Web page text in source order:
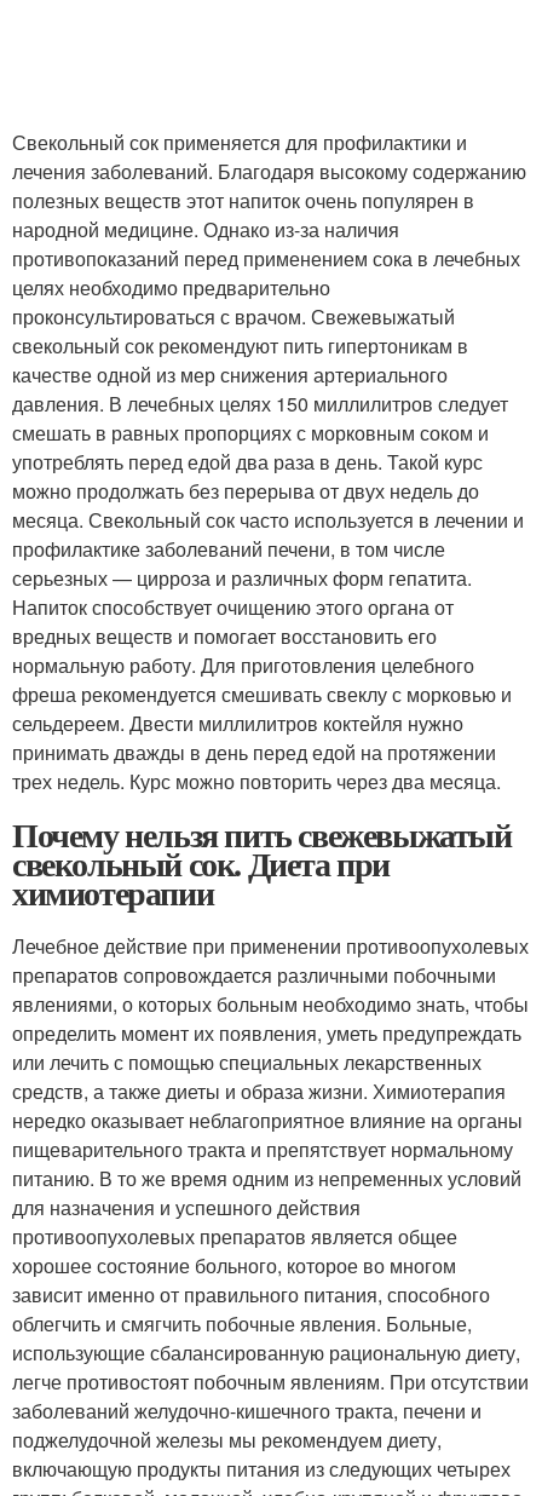
Свекольный сок применяется для профилактики и
лечения заболеваний. Благодаря высокому содержанию
полезных веществ этот напиток очень популярен в
народной медицине. Однако из-за наличия
противопоказаний перед применением сока в лечебных
целях необходимо предварительно
проконсультироваться с врачом. Свежевыжатый
свекольный сок рекомендуют пить гипертоникам в
качестве одной из мер снижения артериального
давления. В лечебных целях 150 миллилитров следует
смешать в равных пропорциях с морковным соком и
употреблять перед едой два раза в день. Такой курс
можно продолжать без перерыва от двух недель до
месяца. Свекольный сок часто используется в лечении и
профилактике заболеваний печени, в том числе
серьезных — цирроза и различных форм гепатита.
Напиток способствует очищению этого органа от
вредных веществ и помогает восстановить его
нормальную работу. Для приготовления целебного
фреша рекомендуется смешивать свеклу с морковью и
сельдереем. Двести миллилитров коктейля нужно
принимать дважды в день перед едой на протяжении
трех недель. Курс можно повторить через два месяца.
Почему нельзя пить свежевыжатый
свекольный сок. Диета при
химиотерапии
Лечебное действие при применении противоопухолевых
препаратов сопровождается различными побочными
явлениями, о которых больным необходимо знать, чтобы
определить момент их появления, уметь предупреждать
или лечить с помощью специальных лекарственных
средств, а также диеты и образа жизни. Химиотерапия
нередко оказывает неблагоприятное влияние на органы
пищеварительного тракта и препятствует нормальному
питанию. В то же время одним из непременных условий
для назначения и успешного действия
противоопухолевых препаратов является общее
хорошее состояние больного, которое во многом
зависит именно от правильного питания, способного
облегчить и смягчить побочные явления. Больные,
использующие сбалансированную рациональную диету,
легче противостоят побочным явлениям. При отсутствии
заболеваний желудочно-кишечного тракта, печени и
поджелудочной железы мы рекомендуем диету,
включающую продукты питания из следующих четырех